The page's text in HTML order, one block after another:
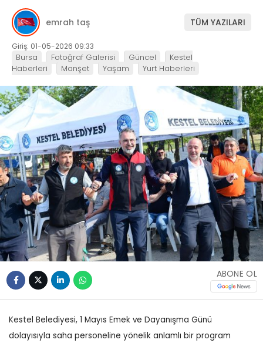
emrah taş TÜM YAZILARI
Giriş: 01-05-2026 09:33
Bursa Fotoğraf Galerisi Güncel
Kestel
Haberleri
Manşet Yaşam Yurt Haberleri
ABONE OL
Kestel Belediyesi, 1 Mayıs Emek ve Dayanışma Günü
dolayısıyla saha personeline yönelik anlamlı bir program